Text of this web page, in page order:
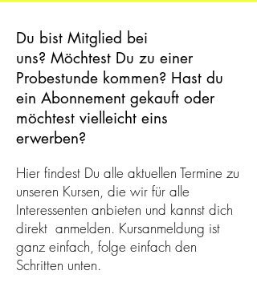
Du bist Mitglied bei
uns? Möchtest Du zu einer
Probestunde kommen? Hast du
ein Abonnement gekauft oder
möchtest vielleicht eins
erwerben?
Hier findest Du alle aktuellen Termine zu
unseren Kursen, die wir für alle
Interessenten anbieten und kannst dich
direkt anmelden. Kursanmeldung ist
ganz einfach, folge einfach den
Schritten unten.